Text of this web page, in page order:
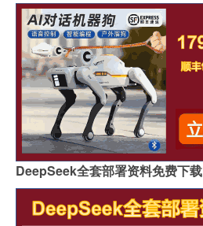
DeepSeek全套部署资料免费下载